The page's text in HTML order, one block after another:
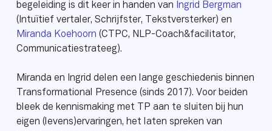
begeleiding is dit keer in handen van
Ingrid Bergman
(Intuïtief vertaler, Schrijfster, Tekstversterker) en
Miranda Koehoorn (CTPC, NLP-Coach&facilitator,
Communicatiestrateeg).
Miranda en Ingrid delen een lange geschiedenis binnen
Transformational Presence (sinds 2017). Voor beiden
bleek de kennismaking met TP aan te sluiten bij hun
eigen (levens)ervaringen, het laten spreken van